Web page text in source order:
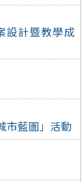
設計暨教學成
市藍圖」活動